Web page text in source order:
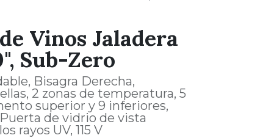
Vinos Jaladera
Sub-Zero
Bisagra Derecha,
2 zonas de temperatura, 5
superior y 9 inferiores,
de vidrio de vista
rayos UV, 115 V